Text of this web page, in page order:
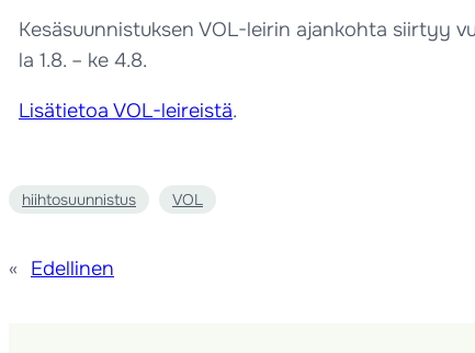
Kesäsuunnistuksen VOL-leirin ajankohta siirtyy
la 1.8. – ke 4.8.
Lisätietoa VOL-leireistä.
hiihtosuunnistus VOL
« Edellinen